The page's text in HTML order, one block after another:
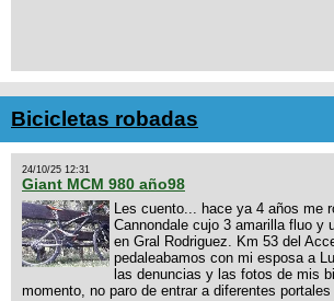
Bicicletas robadas
24/10/25 12:31
Giant MCM 980 año98
Les cuento... hace ya 4 años me
Cannondale cujo 3 amarilla fluo y
en Gral Rodriguez. Km 53 del
pedaleabamos con mi esposa a
las denuncias y las fotos de mis
momento, no paro de entrar a diferentes portales